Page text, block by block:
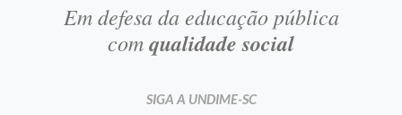
Em defesa da educação pública
comqualidade social
SIGA A UNDIME-SC